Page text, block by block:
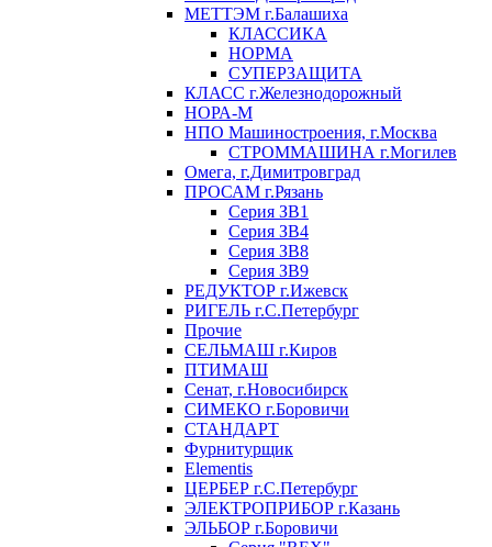
МЕТТЭМ г.Балашиха
КЛАССИКА
НОРМА
СУПЕРЗАЩИТА
КЛАСС г.Железнодорожный
НОРА-М
НПО Машиностроения, г.Москва
СТРОММАШИНА г.Могилев
Омега, г.Димитровград
ПРОСАМ г.Рязань
Серия ЗВ1
Серия ЗВ4
Серия ЗВ8
Серия ЗВ9
РЕДУКТОР г.Ижевск
РИГЕЛЬ г.С.Петербург
Прочие
СЕЛЬМАШ г.Киров
ПТИМАШ
Сенат, г.Новосибирск
СИМЕКО г.Боровичи
СТАНДАРТ
Фурнитурщик
Elementis
ЦЕРБЕР г.С.Петербург
ЭЛЕКТРОПРИБОР г.Казань
ЭЛЬБОР г.Боровичи